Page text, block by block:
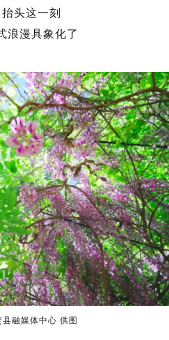
抬头这一刻
浪漫具象化了
县融媒体中心 供图